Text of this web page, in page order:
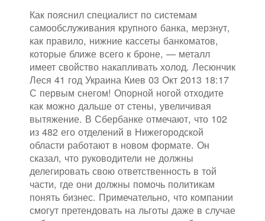
Как пояснил специалист по системам
самообслуживания крупного банка, мерзнут,
как правило, нижние кассеты банкоматов,
которые ближе всего к броне, — металл
имеет свойство накапливать холод. Лесюнчик
Леся 41 год Украина Киев 03 Окт 2013 18:17
С первым снегом! Опорной ногой отходите
как можно дальше от стены, увеличивая
вытяжение. В Сбербанке отмечают, что 102
из 482 его отделений в Нижегородской
области работают в новом формате. Он
сказал, что руководители не должны
делегировать свою ответственность в той
части, где они должны помочь политикам
понять бизнес. Примечательно, что компании
смогут претендовать на льготы даже в случае